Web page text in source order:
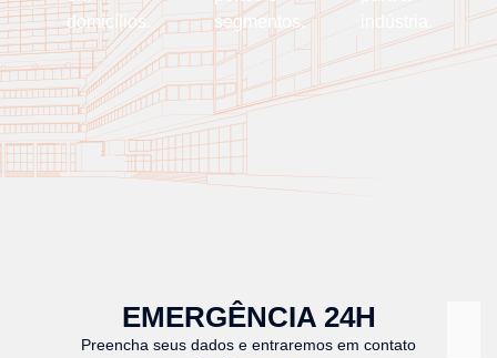
domicílios.
segmentos.
indústria.
EMERGÊNCIA 24H
Preencha seus dados e entraremos em contato